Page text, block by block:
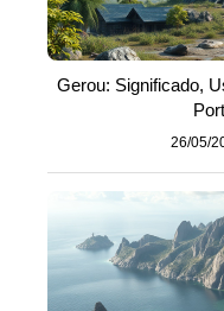
Gerou: Significado,
26/05/